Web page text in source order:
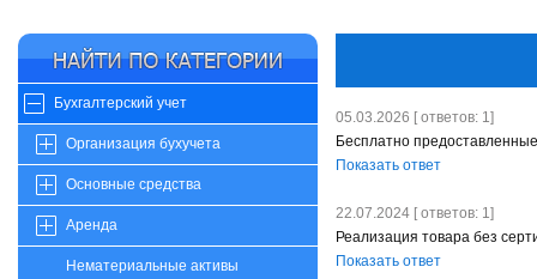
Бухгалтерский учет
Организация бухучета
Основные средства
Аренда
Нематериальные активы
05.03.2026 [ ответов: 1]
Бесплатно
Показать ответ
22.07.2024 [ ответов: 1]
Реализация товара без
Показать ответ